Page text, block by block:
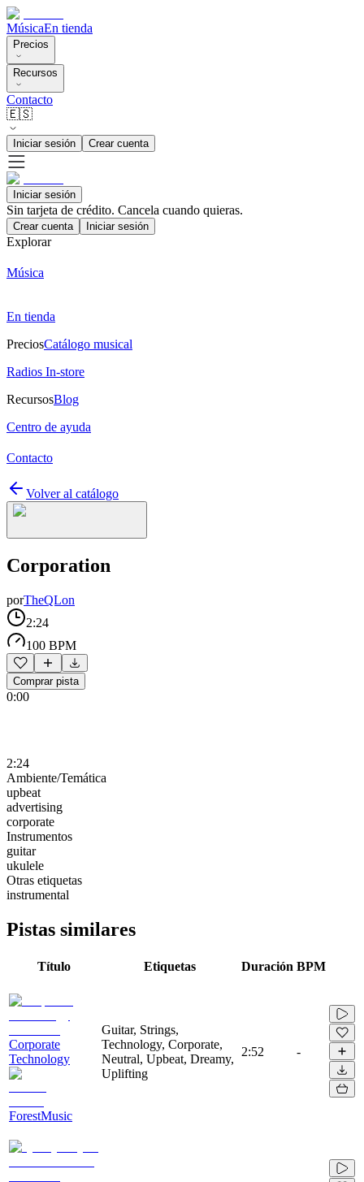
MúsicaEn tienda
Precios
Recursos
Contacto
🇪🇸
Iniciar sesión Crear cuenta
Iniciar sesión
Sin tarjeta de crédito. Cancela cuando quieras.
Crear cuenta Iniciar sesión
Explorar
Música
En tienda
PreciosCatálogo musical
Radios In-store
RecursosBlog
Centro de ayuda
Contacto
Volver al catálogo
Corporation
porTheQLon
2:24
100 BPM
Comprar pista
0:00
2:24
Ambiente/Temática
upbeat
advertising
corporate
Instrumentos
guitar
ukulele
Otras etiquetas
instrumental
Pistas similares
Título Etiquetas Duración BPM
Corporate
Technology
ForestMusic
Guitar, Strings,
Technology, Corporate,
Neutral, Upbeat, Dreamy,
Uplifting
2:52 -